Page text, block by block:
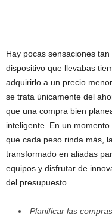
Hay pocas sensaciones
dispositivo que llevabas
adquirirlo a un precio
se trata únicamente del
que una compra bien
inteligente. En un
que cada peso rinda más,
transformado en aliadas
equipos y disfrutar de
del presupuesto.
Planificar las